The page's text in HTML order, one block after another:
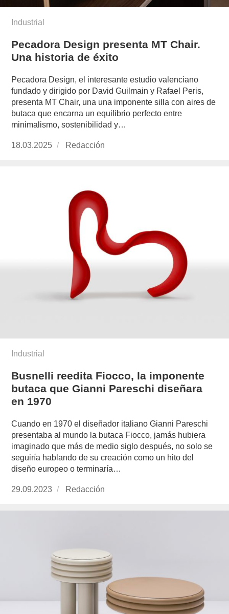
Industrial
Pecadora Design presenta MT Chair.
Una historia de éxito
Pecadora Design, el interesante estudio valenciano
fundado y dirigido por David Guilmain y Rafael Peris,
presenta MT Chair, una una imponente silla con aires de
butaca que encarna un equilibrio perfecto entre
minimalismo, sostenibilidad y…
Publicado
18.03.2025 https://www.experimenta.es/author/redaccion/
Redacción
Industrial
Busnelli reedita Fiocco, la imponente
butaca que Gianni Pareschi diseñara
en 1970
Cuando en 1970 el diseñador italiano Gianni Pareschi
presentaba al mundo la butaca Fiocco, jamás hubiera
imaginado que más de medio siglo después, no solo se
seguiría hablando de su creación como un hito del
diseño europeo o terminaría…
Publicado
29.09.2023 https://www.experimenta.es/author/redaccion/
Redacción